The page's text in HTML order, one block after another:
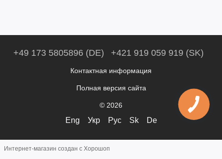
+49 173 5805896 (DE) +421 919 059 919 (SK)
Контактная информация
Полная версия сайта
© 2026
Eng Укр Рус Sk De
Интернет-магазин создан с Хорошоп